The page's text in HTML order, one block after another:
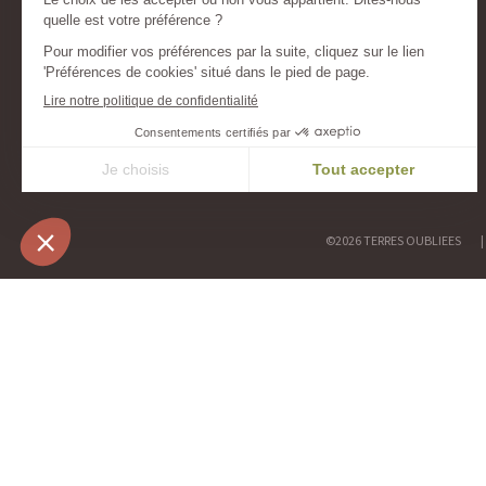
une même conviction du voyage dans le respect des
lieux et des populations. Les deux sociétés fusionnent,
sans jamais fondre leurs identités l'une dans l'autre :
Terres Oubliées spécialiste du voyages aventure &
Escursia expert des voyages naturalistes et de la
photographie animalière.
©2026 TERRES OUBLIEES